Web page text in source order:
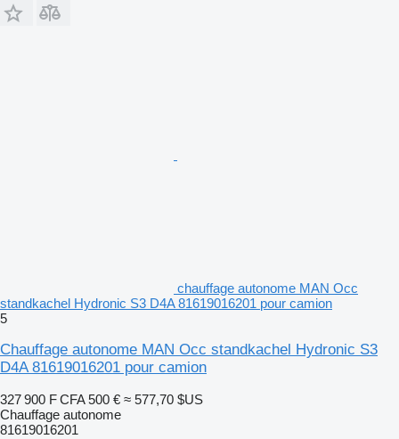
chauffage autonome MAN Occ
standkachel Hydronic S3 D4A 81619016201 pour camion
5
Chauffage autonome MAN Occ standkachel Hydronic S3
D4A 81619016201 pour camion
327 900 F CFA 500 € ≈ 577,70 $US
Chauffage autonome
81619016201